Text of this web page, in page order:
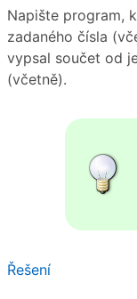
Napište program,
zadaného čísla
vypsal součet od
(včetně).
Řešení